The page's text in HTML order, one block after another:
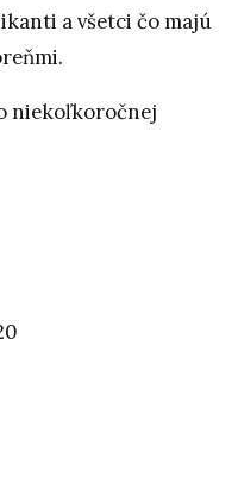
a všetci čo majú
niekoľkoročnej